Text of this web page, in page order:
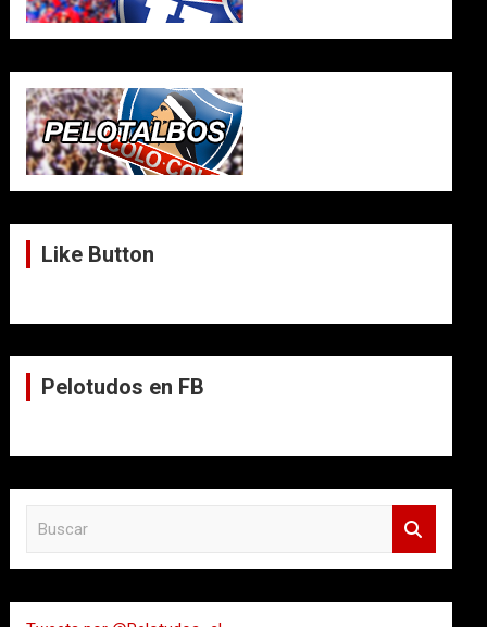
Like Button
Pelotudos en FB
a